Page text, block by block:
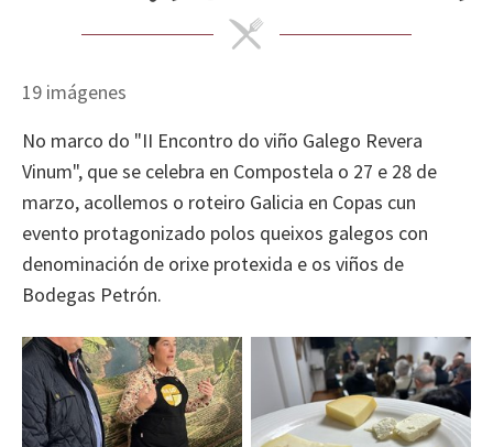
19 imágenes
No marco do "II Encontro do viño Galego Revera
Vinum", que se celebra en Compostela o 27 e 28 de
marzo, acollemos o roteiro Galicia en Copas cun
evento protagonizado polos queixos galegos con
denominación de orixe protexida e os viños de
Bodegas Petrón.